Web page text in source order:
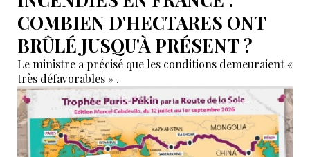
COMBIEN D'HECTARES ONT
BRÛLÉ JUSQU'À PRÉSENT ?
Le ministre a précisé que les conditions demeuraient «
très défavorables » .